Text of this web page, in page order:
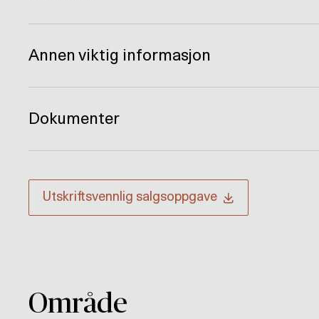
Annen viktig informasjon
Dokumenter
Utskriftsvennlig salgsoppgave
Område